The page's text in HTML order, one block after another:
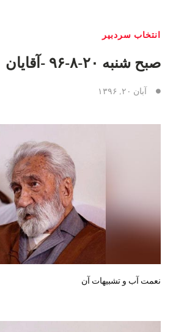
انتخاب سردبیر
صبح شنبه ٢٠-٨-٩۶ -آقایان
آبان ۲۰, ۱۳۹۶
نعمت آب و تشبیهات آن